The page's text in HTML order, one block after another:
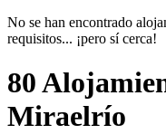
No se han encontrado
requisitos... ¡pero sí cerca!
80
Miraelrío